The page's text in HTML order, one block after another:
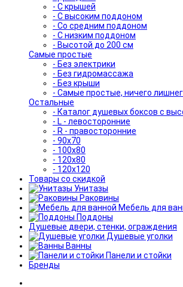
- С крышей
- С высоким поддоном
- Со средним поддоном
- С низким поддоном
- Высотой до 200 см
Самые простые
- Без электрики
- Без гидромассажа
- Без крыши
- Самые простые, ничего
Остальные
- Каталог душевых боксов с
- L - левосторонние
- R - правосторонние
- 90x70
- 100x80
- 120x80
- 120x120
Товары со скидкой
Унитазы
Раковины
Мебель для
Поддоны
Душевые двери, стенки, ограждения
Душевые уголки
Ванны
Панели и стойки
Бренды